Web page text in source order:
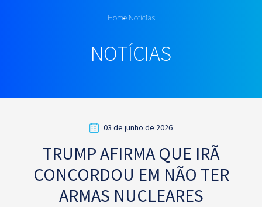
Home Notícias
NOTÍCIAS
03 de junho de 2026
TRUMP AFIRMA QUE IRÃ
CONCORDOU EM NÃO TER
ARMAS NUCLEARES